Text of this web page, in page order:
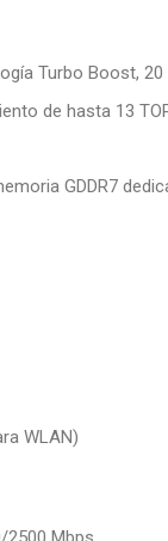
Turbo Boost,
de hasta 13
GDDR7
WLAN)